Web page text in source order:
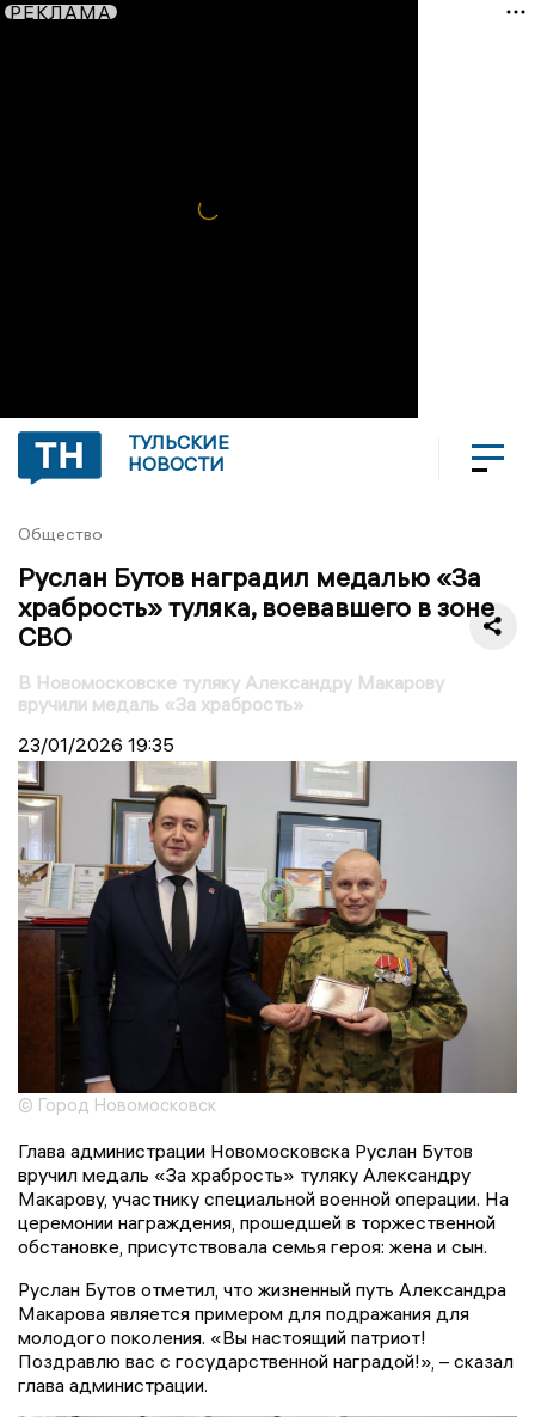
РЕКЛАМА
ТУЛЬСКИЕ
НОВОСТИ
Общество
Руслан Бутов наградил медалью «За
храбрость» туляка, воевавшего в зоне
СВО
В Новомосковске туляку Александру Макарову
вручили медаль «За храбрость»
23/01/2026 19:35
© Город Новомосковск
Глава администрации Новомосковска Руслан Бутов
вручил медаль «За храбрость» туляку Александру
Макарову, участнику специальной военной операции. На
церемонии награждения, прошедшей в торжественной
обстановке, присутствовала семья героя: жена и сын.
Руслан Бутов отметил, что жизненный путь Александра
Макарова является примером для подражания для
молодого поколения. «Вы настоящий патриот!
Поздравлю вас с государственной наградой!», – сказал
глава администрации.